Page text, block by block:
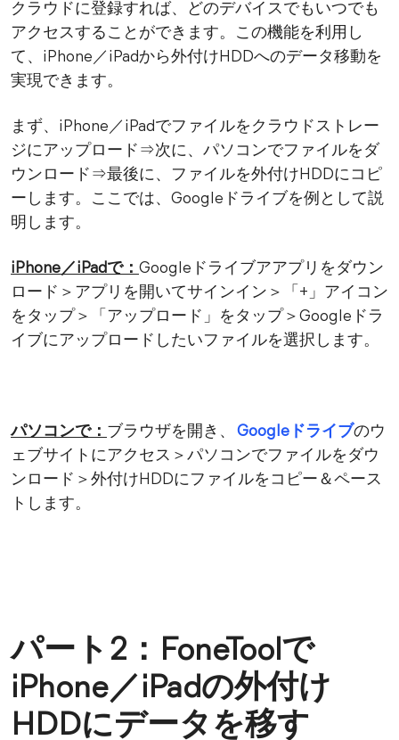
クラウドに登録すれば、どのデバイスでもいつでも
アクセスすることができます。この機能を利用し
て、iPhone／iPadから外付けHDDへのデータ移動を
実現できます。
まず、iPhone／iPadでファイルをクラウドストレー
ジにアップロード⇒次に、パソコンでファイルをダ
ウンロード⇒最後に、ファイルを外付けHDDにコピ
ーします。ここでは、Googleドライブを例として説
明します。
iPhone／iPadで： Googleドライブアアプリをダウン
ロード＞アプリを開いてサインイン＞「+」アイコン
をタップ＞「アップロード」をタップ＞Googleドラ
イブにアップロードしたいファイルを選択します。
パソコンで： ブラウザを開き、 Googleドライブのウ
ェブサイトにアクセス＞パソコンでファイルをダウ
ンロード＞外付けHDDにファイルをコピー＆ペース
トします。
パート2：FoneToolで
iPhone／iPadの外付け
HDDにデータを移す